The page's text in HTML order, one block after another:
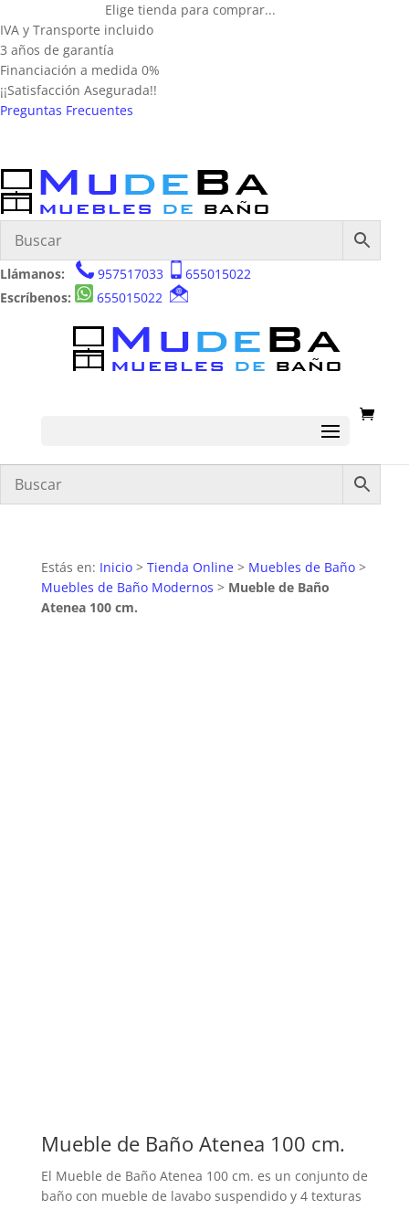
Elige tienda para comprar...
IVA y Transporte incluido
3 años de garantía
Financiación a medida 0%
¡¡Satisfacción Asegurada!!
Preguntas Frecuentes
Llámanos: 957517033
655015022
Escríbenos:
655015022
Estás en: Inicio> Tienda Online> Muebles de Baño>
Muebles de Baño Modernos > Mueble de Baño
Atenea 100 cm.
Mueble de Baño Atenea 100 cm.
El Mueble de Baño Atenea 100 cm. es un conjunto de
baño con mueble de lavabo suspendido y 4 texturas